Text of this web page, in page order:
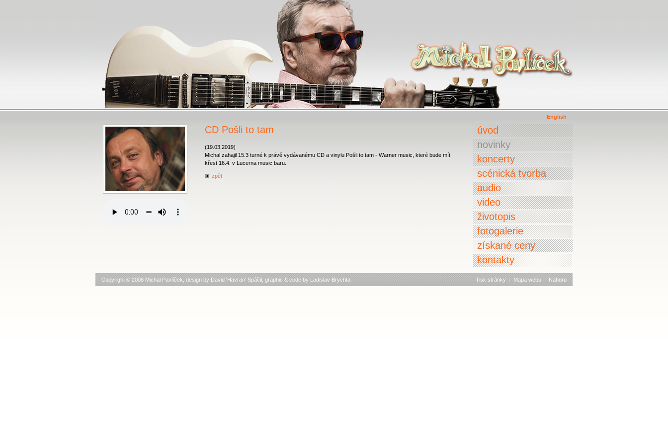
English
CD Pošli to tam
(19.03.2019)
Michal zahajil 15.3 turné k právě vydávanému CD a vinylu Pošli to tam - Warner music, které bude mít
křest 16.4. v Lucerna music baru.
zpět
úvod
novinky
koncerty
scénická tvorba
audio
video
životopis
fotogalerie
získané ceny
kontakty
Tisk stránky Mapa webu Nahoru
Copyright © 2008 Michal Pavlíček, design by David 'Havran' Spáčil , graphic & code by Ladislav Brychta